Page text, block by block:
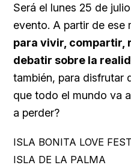
Será el lunes 25 de
evento. A partir de ese
para vivir, compartir,
debatir sobre la
también, para disfrutar
que todo el mundo va
a perder?
ISLA BONITA LOVE
ISLA DE LA PALMA